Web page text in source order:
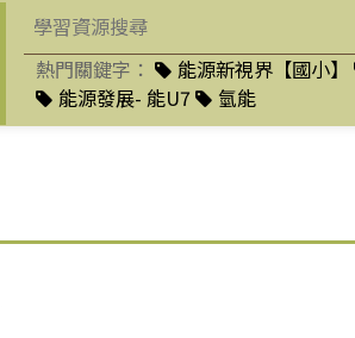
熱門關鍵字： 能源新視界【國小】
能源發展- 能U7
氫能